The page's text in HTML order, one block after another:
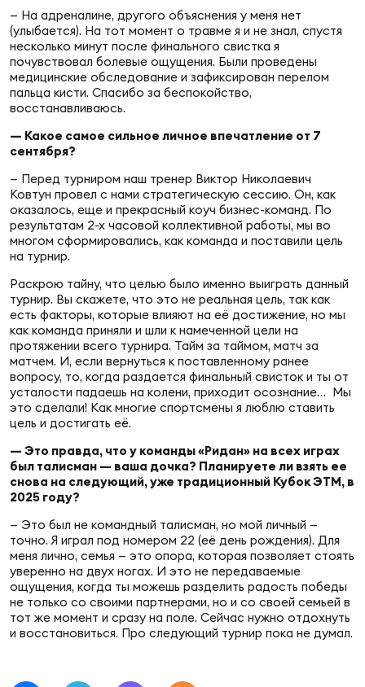
— На адреналине, другого объяснения у меня нет
(улыбается). На тот момент о травме я и не знал, спустя
несколько минут после финального свистка я
почувствовал болевые ощущения. Были проведены
медицинские обследование и зафиксирован перелом
пальца кисти. Спасибо за беспокойство,
восстанавливаюсь.
— Какое самое сильное личное впечатление от 7
сентября?
— Перед турниром наш тренер Виктор Николаевич
Ковтун провел с нами стратегическую сессию. Он, как
оказалось, еще и прекрасный коуч бизнес-команд. По
результатам 2-х часовой коллективной работы, мы во
многом сформировались, как команда и поставили цель
на турнир.
Раскрою тайну, что целью было именно выиграть данный
турнир. Вы скажете, что это не реальная цель, так как
есть факторы, которые влияют на её достижение, но мы
как команда приняли и шли к намеченной цели на
протяжении всего турнира. Тайм за таймом, матч за
матчем. И, если вернуться к поставленному ранее
вопросу, то, когда раздается финальный свисток и ты от
усталости падаешь на колени, приходит осознание… Мы
это сделали! Как многие спортсмены я люблю ставить
цель и достигать её.
— Это правда, что у команды «Ридан» на всех играх
был талисман — ваша дочка? Планируете ли взять ее
снова на следующий, уже традиционный Кубок ЭТМ, в
2025 году?
— Это был не командный талисман, но мой личный —
точно. Я играл под номером 22 (её день рождения). Для
меня лично, семья — это опора, которая позволяет стоять
уверенно на двух ногах. И это не передаваемые
ощущения, когда ты можешь разделить радость победы
не только со своими партнерами, но и со своей семьей в
тот же момент и сразу на поле. Сейчас нужно отдохнуть
и восстановиться. Про следующий турнир пока не думал.